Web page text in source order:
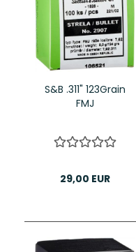
S&B .311" 123Grain
FMJ
29,00 EUR